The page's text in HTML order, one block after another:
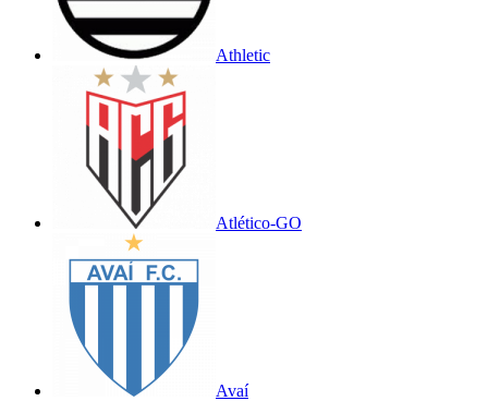
Athletic
Atlético-GO
Avaí